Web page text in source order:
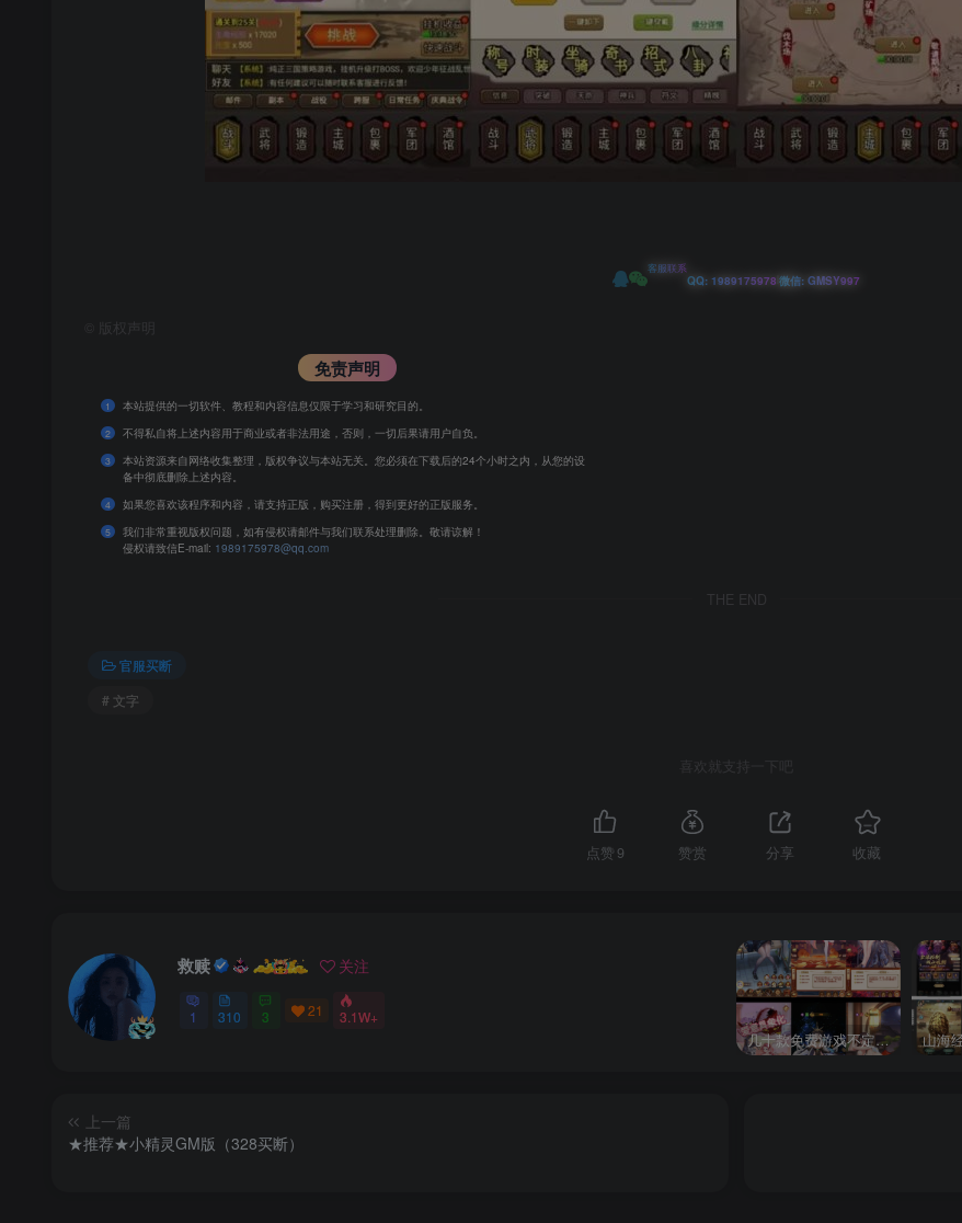
客服联系
QQ: 1989175978 微信: GMSY997
版权声明
免责声明
1 本站提供的一切软件、教程和内容信息仅限于学习和研究目的。
2 不得私自将上述内容用于商业或者非法用途，否则，一切后果请用户自负。
3
本站资源来自网络收集整理，版权争议与本站无关。您必须在下载后的24个小时之内，从您的设
备中彻底删除上述内容。
4 如果您喜欢该程序和内容，请支持正版，购买注册，得到更好的正版服务。
5
我们非常重视版权问题，如有侵权请邮件与我们联系处理删除。敬请谅解！
侵权请致信E-mail: 1989175978@qq.com
THE END
官服买断
# 文字
喜欢就支持一下吧
点赞 9 赞赏 分享 收藏
救赎 关注
1 310 3 21 3.1W+
几十款免费游戏不定时更新自行测试 山海
上一篇
★推荐★小精灵GM版（328买断）